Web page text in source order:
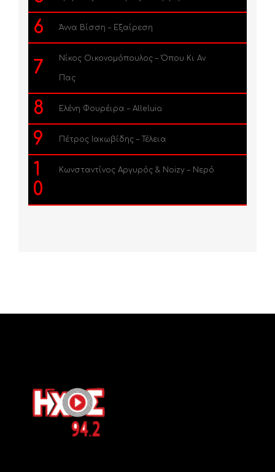
6 Άννα Βίσση – Εξαίρεση
7 Νίκος Οικονομόπουλος – Όπου Κι Αν
Πας
8 Ελένη Φουρέιρα – Alleluia
9 Πέτρος Ιακωβίδης – Τέλεια
1
0
Κωνσταντίνος Αργυρός & Noizy – Νερό